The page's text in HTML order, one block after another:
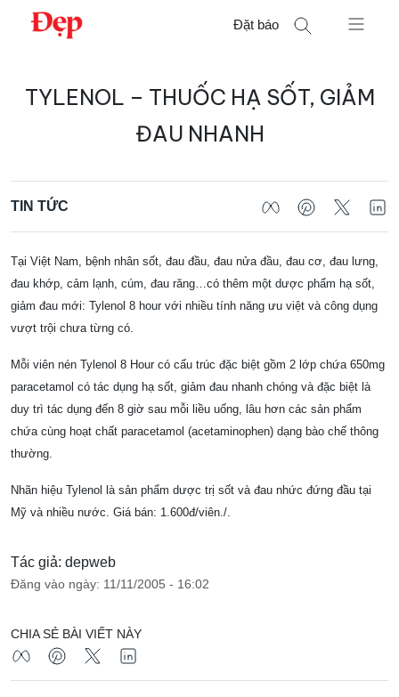
Chuyển
Đặt báo
kiếm
TYLENOL – THUỐC HẠ SỐT, GIẢM
ĐAU NHANH
TIN TỨC
Tại Việt Nam, bệnh nhân sốt, đau đầu, đau nửa đầu, đau cơ, đau lưng,
đau khớp, cảm lạnh, cúm, đau răng…có thêm một dược phẩm hạ sốt,
giảm đau mới: Tylenol 8 hour với nhiều tính năng ưu việt và công dụng
vượt trội chưa từng có.
Mỗi viên nén Tylenol 8 Hour có cấu trúc đặc biệt gồm 2 lớp chứa 650mg
paracetamol có tác dụng hạ sốt, giảm đau nhanh chóng và đặc biệt là
duy trì tác dụng đến 8 giờ sau mỗi liều uống, lâu hơn các sản phẩm
chứa cùng hoạt chất paracetamol (acetaminophen) dạng bào chế thông
thường.
Nhãn hiệu Tylenol là sản phẩm dược trị sốt và đau nhức đứng đầu tại
Mỹ và nhiều nước. Giá bán: 1.600đ/viên./.
Tác giả: depweb
Đăng vào ngày: 11/11/2005 - 16:02
CHIA SẺ BÀI VIẾT NÀY